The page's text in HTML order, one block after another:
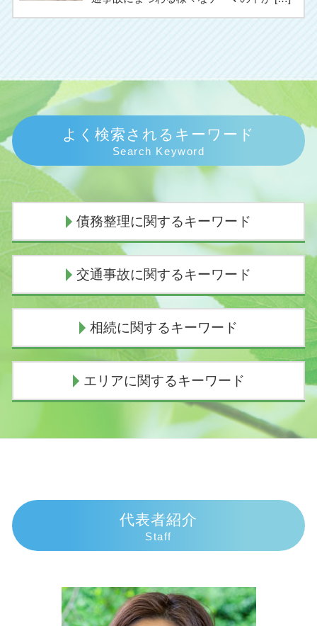
よく検索されるキーワード
Search Keyword
債務整理に関するキーワード
個人再生 バレる
個人再生 費用
個人再生 費用 期間
任意整理とは わかりやすく
債務整理 デメリット
個人再生 申立後 通帳
個人再生 流れ
闇金被害 相談
交通事故に関するキーワード
逸失利益 計算
交通事故 休業補償
人身事故 慰謝料
交通事故 過失割合納得いかない
損害賠償請求権
車 人身事故
過失割合とは
相続に関するキーワード
遺産相続 いつまで
遺産 相続 が 振り込ま れる まで
遺産相続
遺産相続 死後何日
相続手続き 費用
相続順位 図
エリアに関するキーワード
相続 弁護士 伊東市
交通事故 弁護士 富士市
交通事故 弁護士 伊豆市
相続 弁護士 沼津市
債務整理 弁護士 伊豆市
代表者紹介
Staff